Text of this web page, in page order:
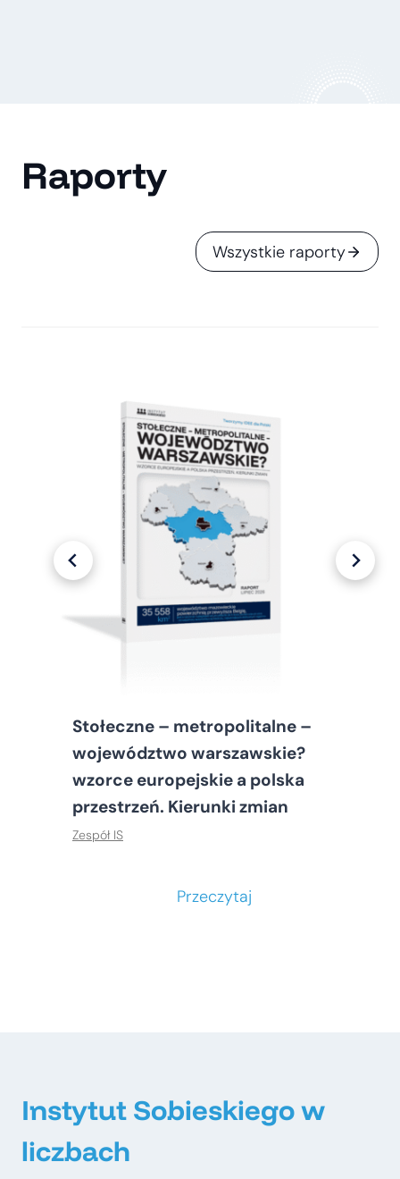
Raporty
Wszystkie raporty
Stołeczne – metropolitalne –
województwo warszawskie?
wzorce europejskie a polska
przestrzeń. Kierunki zmian
Zespół IS
Przeczytaj
–
Instytut Sobieskiego w
liczbach